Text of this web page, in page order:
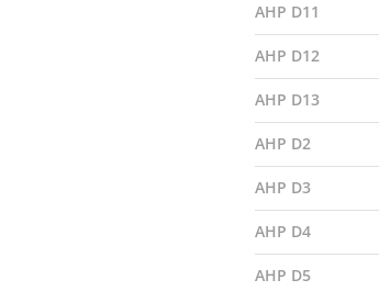
AHP D11
AHP D12
AHP D13
AHP D2
AHP D3
AHP D4
AHP D5